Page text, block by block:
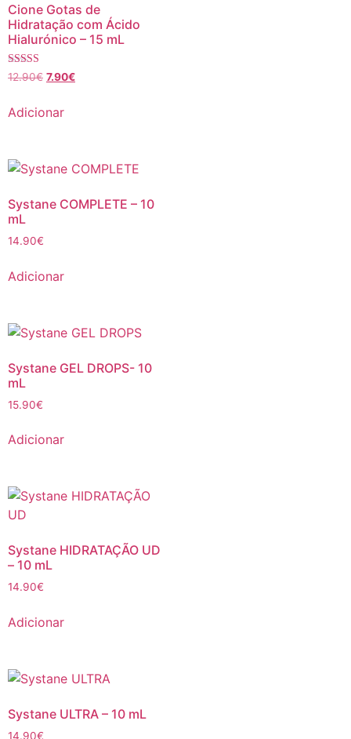
Cione Gotas de
Hidratação com Ácido
Hialurónico – 15 mL
Avaliação
5.00
12.90€ 7.90€
Adicionar
Systane COMPLETE – 10
mL
14.90€
Adicionar
Systane GEL DROPS- 10
mL
15.90€
Adicionar
Systane HIDRATAÇÃO UD
– 10 mL
14.90€
Adicionar
Systane ULTRA – 10 mL
14.90€